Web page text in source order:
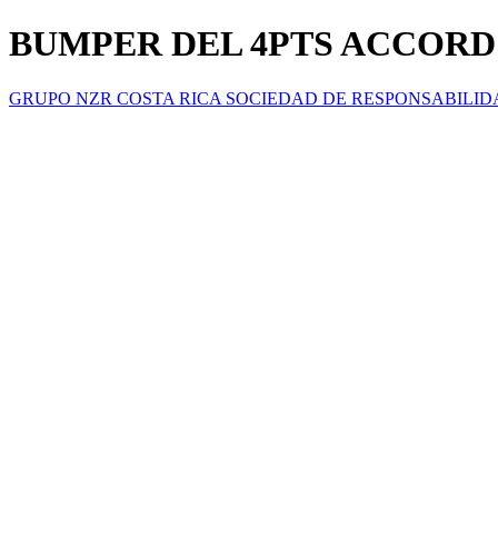
BUMPER DEL 4PTS
GRUPO NZR COSTA RICA SOCIEDAD DE